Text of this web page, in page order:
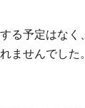
る予定はな
ませんでし